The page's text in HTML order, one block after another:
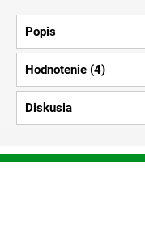
Popis
Hodnotenie (4)
Diskusia
Z